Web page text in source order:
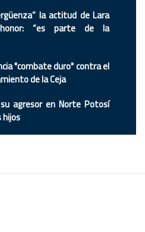
la actitud de Lara
“es parte de la
"combate duro" contra el
de la Ceja
agresor en Norte Potosí